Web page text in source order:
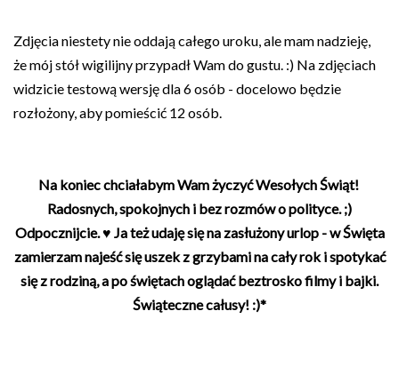
Zdjęcia niestety nie oddają całego uroku, ale mam nadzieję,
że mój stół wigilijny przypadł Wam do gustu. :) Na zdjęciach
widzicie testową wersję dla 6 osób - docelowo będzie
rozłożony, aby pomieścić 12 osób.
Na koniec chciałabym Wam życzyć Wesołych Świąt!
Radosnych, spokojnych i bez rozmów o polityce. ;)
Odpocznijcie. ♥ Ja też udaję się na zasłużony urlop - w Święta
zamierzam najeść się uszek z grzybami na cały rok i spotykać
się z rodziną, a po świętach oglądać beztrosko filmy i bajki.
Świąteczne całusy! :)*